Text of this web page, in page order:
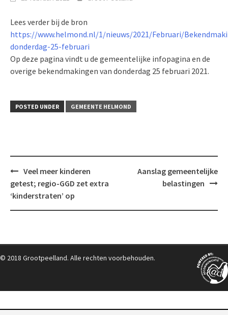
Lees verder bij de bron
https://www.helmond.nl/1/nieuws/2021/Februari/
donderdag-25-februari
Op deze pagina vindt u de gemeentelijke infopagina en de
overige bekendmakingen van donderdag 25 februari 2021.
POSTED UNDER GEMEENTE HELMOND
Post
navigation
Veel meer kinderen
getest; regio-GGD zet extra
‘kinderstraten’ op
Aanslag gemeentelijke
belastingen
© 2018 Grootpeelland. Alle rechten voorbehouden.